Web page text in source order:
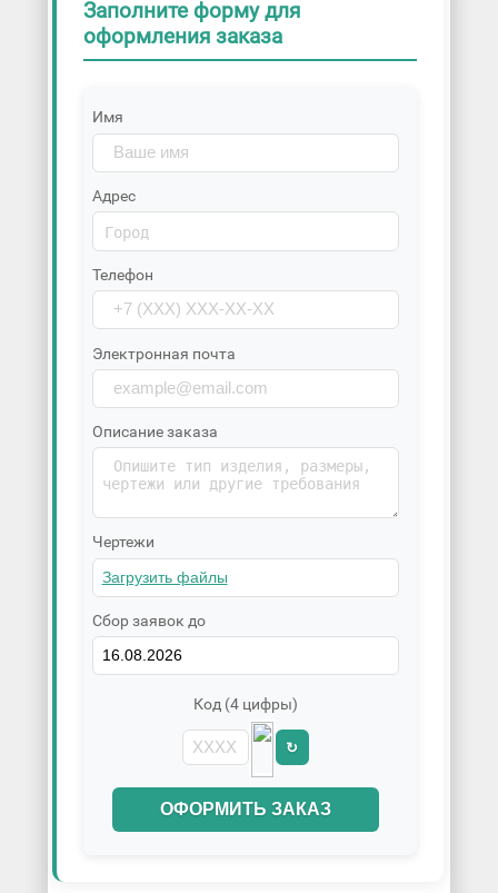
Заполните форму для
оформления заказа
Имя
Адрес
Телефон
Электронная почта
Описание заказа
Чертежи
Сбор заявок до
Код (4 цифры)
↻
ОФОРМИТЬ ЗАКАЗ